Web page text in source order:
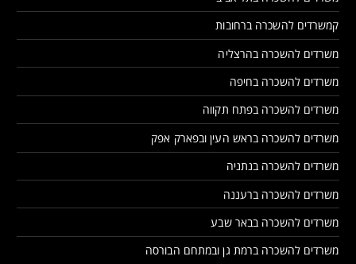
קמשרדים להשכרה ברחובות
משרדים להשכרה בהרצליה
משרדים להשכרה בחיפה
משרדים להשכרה בפתח תקווה
משרדים להשכרה בראש העין ובפארק אפק
משרדים להשכרה בנתניה
משרדים להשכרה ברעננה
משרדים להשכרה בבאר שבע
משרדים להשכרה ברמת גן ובמתחם הבורסה